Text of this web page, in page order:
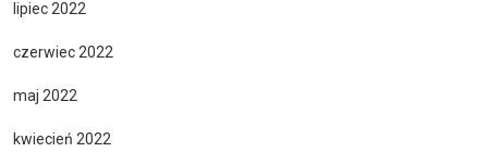
lipiec 2022
czerwiec 2022
maj 2022
kwiecień 2022